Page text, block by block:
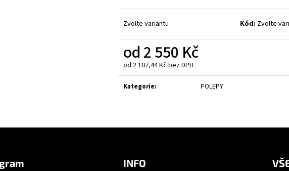
Zvolte variantu Kód: Zvolte
od2 550 Kč
od 2 107,44 Kčbez DPH
Měrná
cena:
Kategorie: POLEPY
INFO